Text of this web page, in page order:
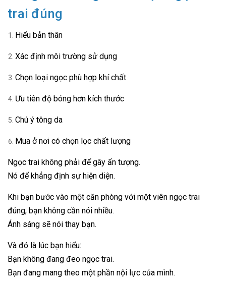
trai đúng
Hiểu bản thân
Xác định môi trường sử dụng
Chọn loại ngọc phù hợp khí chất
Ưu tiên độ bóng hơn kích thước
Chú ý tông da
Mua ở nơi có chọn lọc chất lượng
Ngọc trai không phải để gây ấn tượng.
Nó để khẳng định sự hiện diện.
Khi bạn bước vào một căn phòng với một viên ngọc trai
đúng, bạn không cần nói nhiều.
Ánh sáng sẽ nói thay bạn.
Và đó là lúc bạn hiểu:
Bạn không đang đeo ngọc trai.
Bạn đang mang theo một phần nội lực của mình.